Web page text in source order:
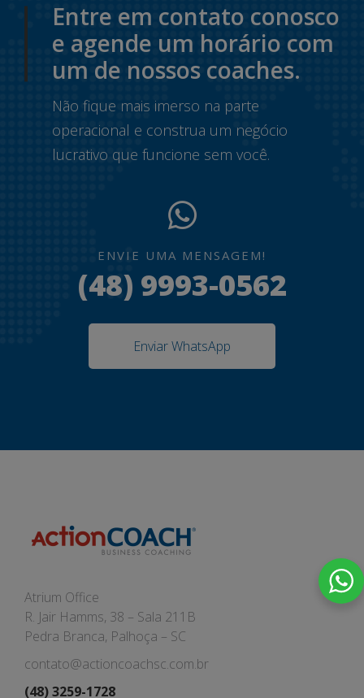
Entre em contato conosco
e agende um horário com
um de nossos coaches.
Não fique mais imerso na parte
operacional e construa um negócio
lucrativo que funcione sem você.
ENVIE UMA MENSAGEM!
(48) 9993-0562
Enviar WhatsApp
Atrium Office
R. Jair Hamms, 38 – Sala 211B
Pedra Branca, Palhoça – SC
contato@actioncoachsc.com.br
(48) 3259-1728